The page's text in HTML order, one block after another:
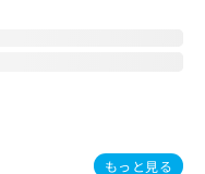
もっと見る